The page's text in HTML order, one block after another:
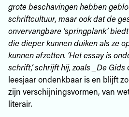
grote beschavingen hebben
schriftcultuur, maar ook dat de
onvervangbare ‘springplank’
die dieper kunnen duiken als ze
kunnen afzetten. ‘Het essay is
schrift,’ schrijft hij, zoals _De Gids
leesjaar ondenkbaar is en blijft
zijn verschijningsvormen, van
literair.